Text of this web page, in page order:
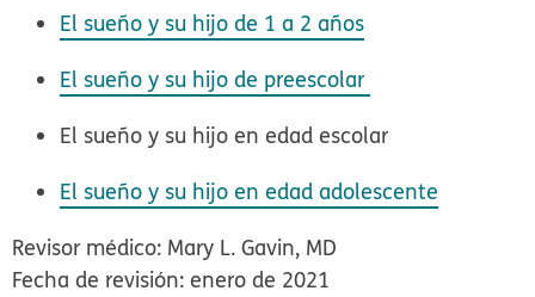
El sueño y su hijo de 1 a 2 años
El sueño y su hijo de preescolar
El sueño y su hijo en edad escolar
El sueño y su hijo en edad adolescente
Revisor médico: Mary L. Gavin, MD
Fecha de revisión: enero de 2021